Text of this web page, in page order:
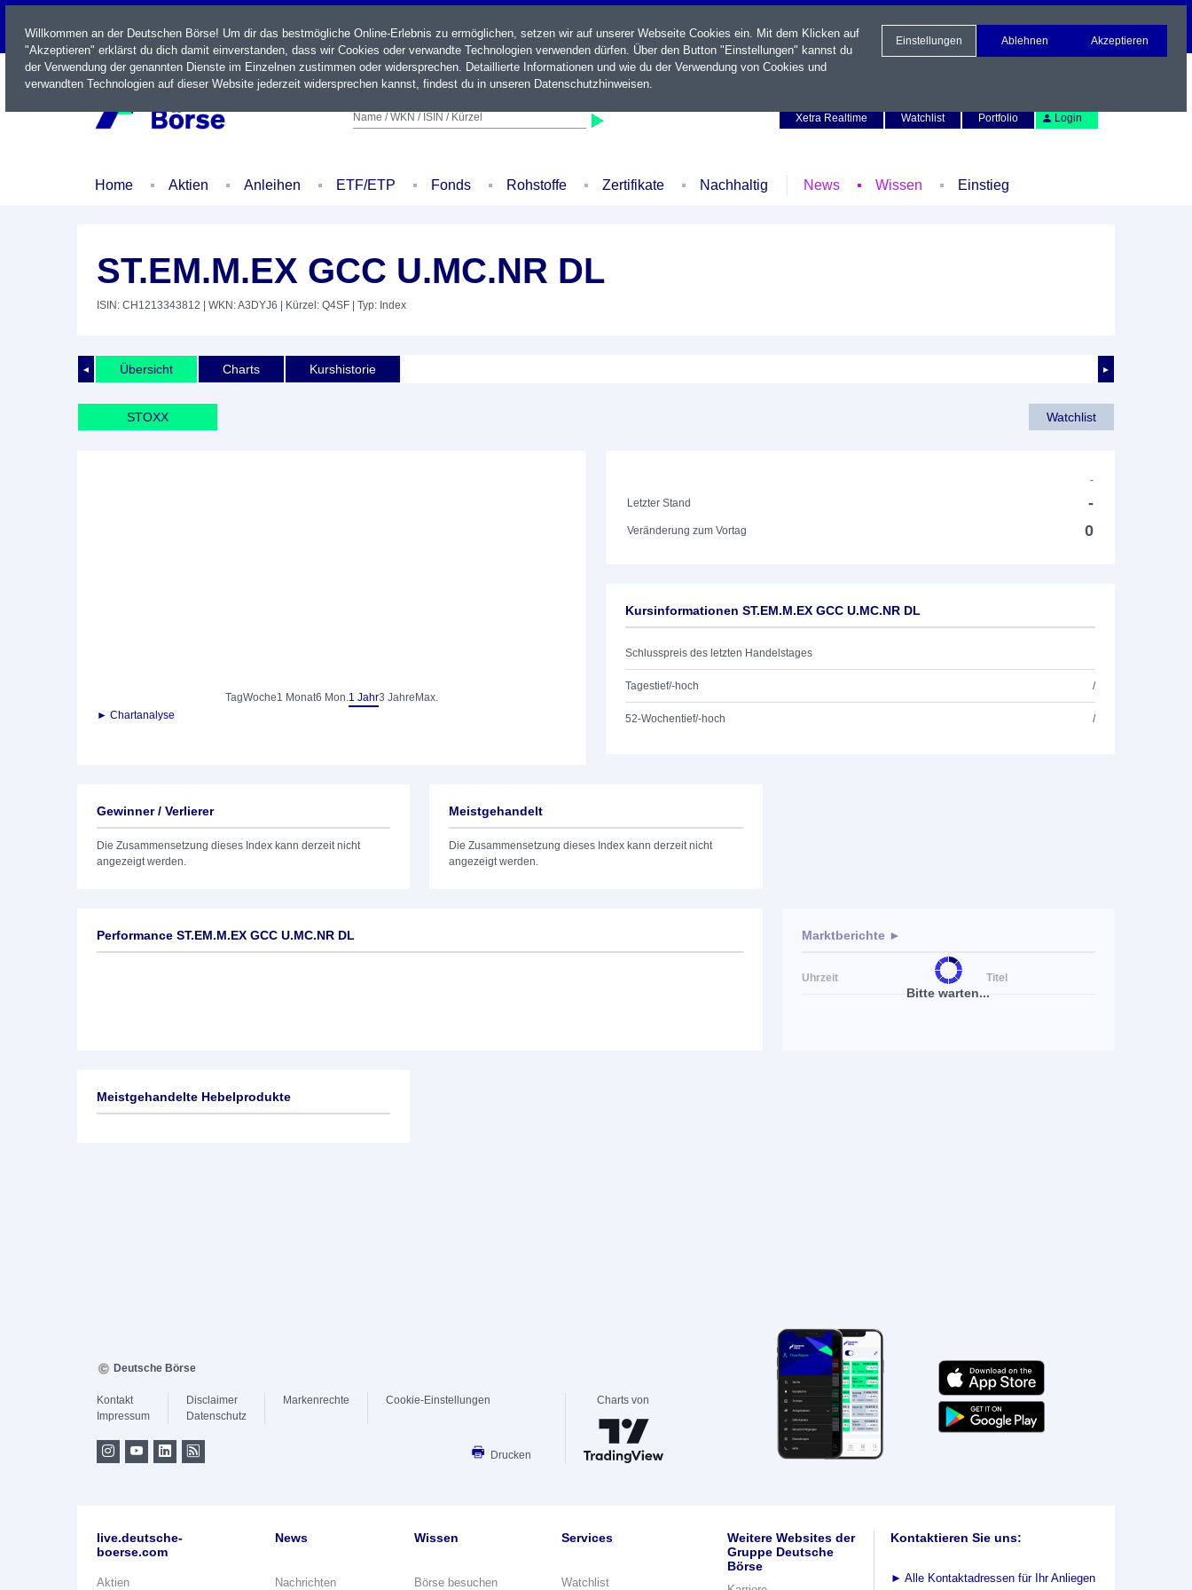
LIVE
Name / WKN / ISIN / Kürzel
Xetra Realtime
Watchlist Portfolio Login
Home Aktien Anleihen ETF/ETP Fonds Rohstoffe Zertifikate Nachhaltig News Wissen Einstieg
ST.EM.M.EX GCC U.MC.NR DL
ISIN: CH1213343812 | WKN: A3DYJ6 | Kürzel: Q4SF | Typ: Index
◄ ►
Übersicht Charts Kurshistorie
STOXX Watchlist
TagWoche1 Monat6 Mon.1 Jahr3 Jahre Max.
► Chartanalyse
-
Letzter Stand
-
Veränderung zum Vortag 0
Kursinformationen ST.EM.M.EX GCC U.MC.NR DL
Schlusspreis des letzten Handelstages
Tagestief/-hoch /
52-Wochentief/-hoch /
Gewinner / Verlierer
Die Zusammensetzung dieses Index kann derzeit nicht
angezeigt werden.
Meistgehandelt
Die Zusammensetzung dieses Index kann derzeit nicht
angezeigt werden.
Performance ST.EM.M.EX GCC U.MC.NR DL
Bitte warten...
Marktberichte ►
Uhrzeit Titel
Meistgehandelte Hebelprodukte
Willkommen an der Deutschen Börse! Um dir das bestmögliche Online-Erlebnis zu ermöglichen, setzen wir auf unserer Webseite Cookies ein. Mit dem Klicken auf
"Akzeptieren" erklärst du dich damit einverstanden, dass wir Cookies oder verwandte Technologien verwenden dürfen. Über den Button "Einstellungen" kannst du
der Verwendung der genannten Dienste im Einzelnen zustimmen oder widersprechen. Detaillierte Informationen und wie du der Verwendung von Cookies und
verwandten Technologien auf dieser Website jederzeit widersprechen kannst, findest du in unseren Datenschutzhinweisen.
Einstellungen Ablehnen Akzeptieren
Deutsche Börse
Kontakt
Impressum
Disclaimer
Datenschutz
Markenrechte Cookie-Einstellungen
Drucken
Charts von
live.deutsche-
boerse.com
Aktien
News
Nachrichten
Wissen
Börse besuchen
Services
Watchlist
Weitere Websites der
Gruppe Deutsche
Börse
Kontaktieren Sie uns:
► Alle Kontaktadressen für Ihr Anliegen